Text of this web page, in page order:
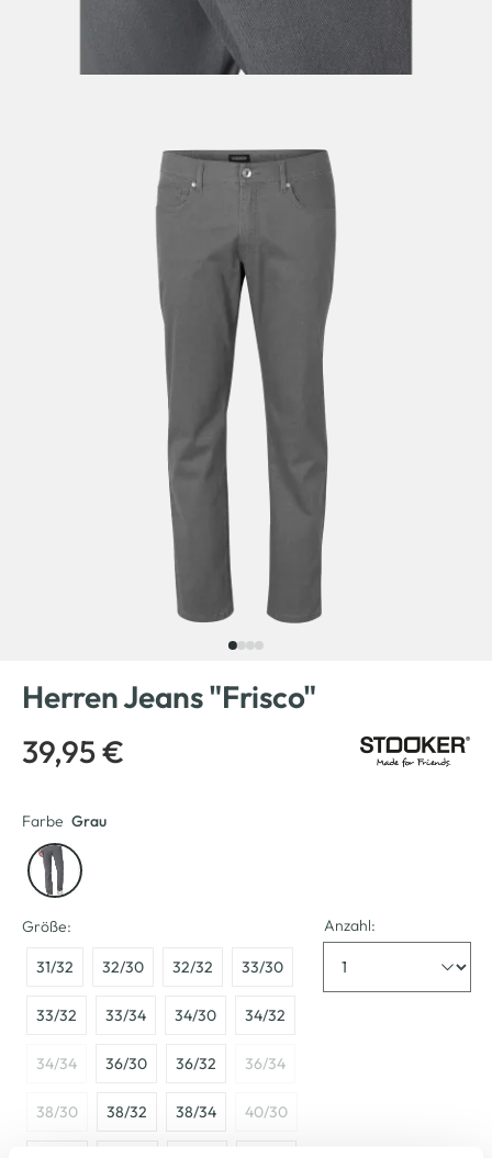
Herren Jeans "Frisco"
39,95 €
Farbe Grau
Größe:
31/32 32/30 32/32 33/30
33/32 33/34 34/30 34/32
34/34 36/30 36/32 36/34
38/30 38/32 38/34 40/30
Anzahl: